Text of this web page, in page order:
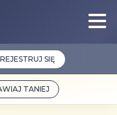
TANIEJ
SIĘ